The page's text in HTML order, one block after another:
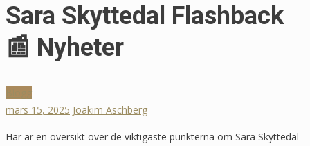
Sara Skyttedal Flashback
📰 Nyheter
mars 15, 2025 Joakim Aschberg
Här är en översikt över de viktigaste punkterna om Sara Skyttedal